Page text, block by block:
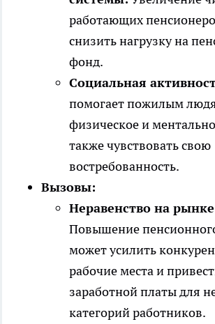
работающих
снизить нагрузку на
фонд.
Социальная
помогает пожилым
физическое и
также чувствовать свою
востребованность.
Вызовы:
Неравенство на
Повышение
может усилить
рабочие места и
заработной платы для
категорий работников.